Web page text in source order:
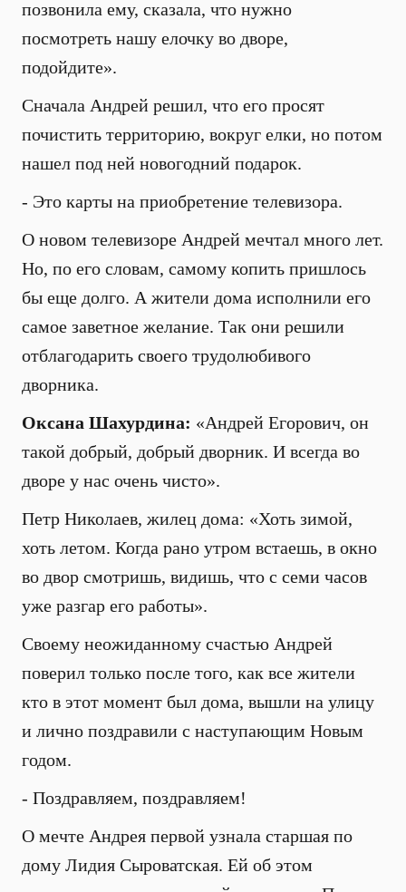
позвонила ему, сказала, что нужно
посмотреть нашу елочку во дворе,
подойдите».
Сначала Андрей решил, что его просят
почистить территорию, вокруг елки, но потом
нашел под ней новогодний подарок.
- Это карты на приобретение телевизора.
О новом телевизоре Андрей мечтал много лет.
Но, по его словам, самому копить пришлось
бы еще долго. А жители дома исполнили его
самое заветное желание. Так они решили
отблагодарить своего трудолюбивого
дворника.
Оксана Шахурдина: «Андрей Егорович, он
такой добрый, добрый дворник. И всегда во
дворе у нас очень чисто».
Петр Николаев, жилец дома: «Хоть зимой,
хоть летом. Когда рано утром встаешь, в окно
во двор смотришь, видишь, что с семи часов
уже разгар его работы».
Своему неожиданному счастью Андрей
поверил только после того, как все жители
кто в этот момент был дома, вышли на улицу
и лично поздравили с наступающим Новым
годом.
- Поздравляем, поздравляем!
О мечте Андрея первой узнала старшая по
дому Лидия Сыроватская. Ей об этом